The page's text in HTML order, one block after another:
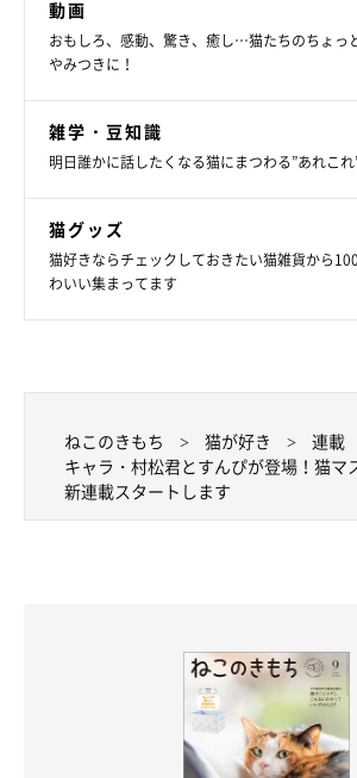
動画
おもしろ、感動、驚き、癒し…猫たちのちょっ
やみつきに！
雑学・豆知識
明日誰かに話したくなる猫にまつわる”あれこ
猫グッズ
猫好きならチェックしておきたい猫雑貨から
わいい集まってます
ねこのきもち 猫が好き 連載
キャラ・村松君とすんぴが登場！猫マ
新連載スタートします